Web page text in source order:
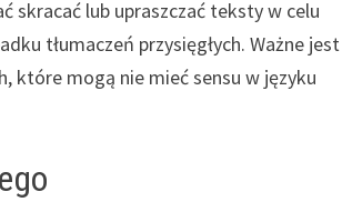
skracać lub upraszczać teksty w celu
tłumaczeń przysięgłych. Ważne jest
które mogą nie mieć sensu w języku